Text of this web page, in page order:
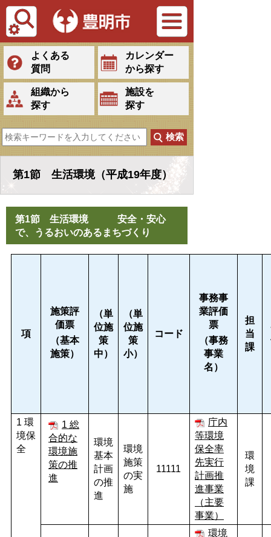
Tiếng Việt
よくある
質問
カレンダー
から探す
組織から
探す
施設を
探す
第1節 生活環境（平成19年度）
第1節 生活環境 安全・安心
で、うるおいのあるまちづくり
項
施策評
価票
（基本
施策）
（単
位施
策
中）
（単
位施
策
小）
コード
事務事
業評価
票
（事務
事業
名）
担
当
課
1 環
境保
全
1 総
合的な
環境施
策の推
進
環境
基本
計画
の推
進
環境
施策
の実
施
11111
庁内
等環境
保全率
先実行
計画推
進事業
（主要
事業）
環
境
課
環境